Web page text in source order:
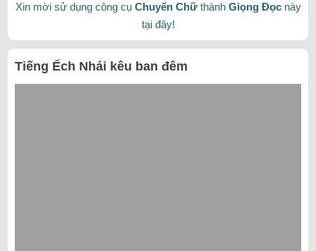
Xin mời sử dụng công cụ Chuyển Chữthành Giọng Đọcnày
tại đây!
Tiếng Ếch Nhái kêu ban đêm